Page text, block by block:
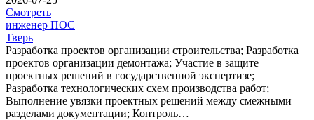
Смотреть
инженер ПОС
Тверь
Разработка проектов организации строительства; Разработка
проектов организации демонтажа; Участие в защите
проектных решений в государственной экспертизе;
Разработка технологических схем производства работ;
Выполнение увязки проектных решений между смежными
разделами документации; Контроль…